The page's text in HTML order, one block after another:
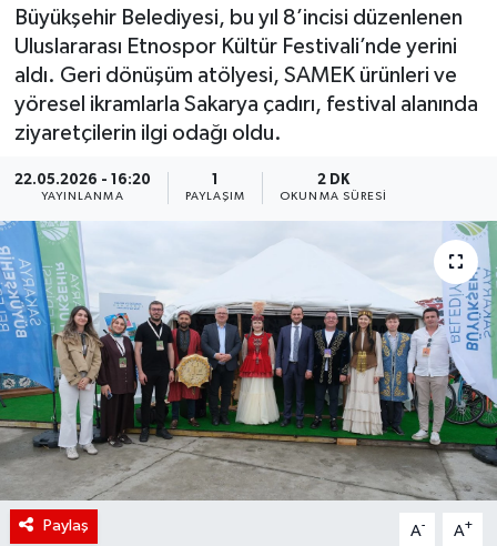
Büyükşehir Belediyesi, bu yıl 8’incisi düzenlenen
Uluslararası Etnospor Kültür Festivali’nde yerini
aldı. Geri dönüşüm atölyesi, SAMEK ürünleri ve
yöresel ikramlarla Sakarya çadırı, festival alanında
ziyaretçilerin ilgi odağı oldu.
22.05.2026 - 16:20
YAYINLANMA PAYLAŞIM
2 DK
OKUNMA SÜRESI
Paylaş A- A+